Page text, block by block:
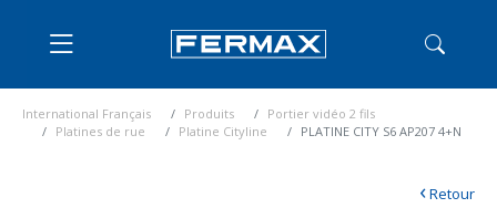
International Français Produits
Portier vidéo 2 fils
Platines de rue
Platine Cityline PLATINE CITY S6 AP207 4+N
‹Retour